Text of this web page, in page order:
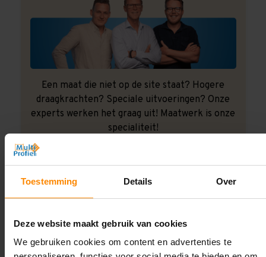
Toestemming Details Over
Deze website maakt gebruik van cookies
We gebruiken cookies om content en advertenties te
Een maat die niet op de site staat? Hogere
draagkrachten? Speciale uitvoeringen? Onze
experts werken het graag uit! Maatwerk is onze
specialiteit!
Laat ons het doen!